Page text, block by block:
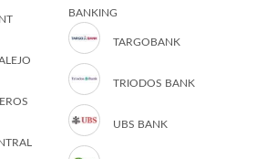
BANKING
TARGOBANK
TRIODOS BANK
UBS BANK